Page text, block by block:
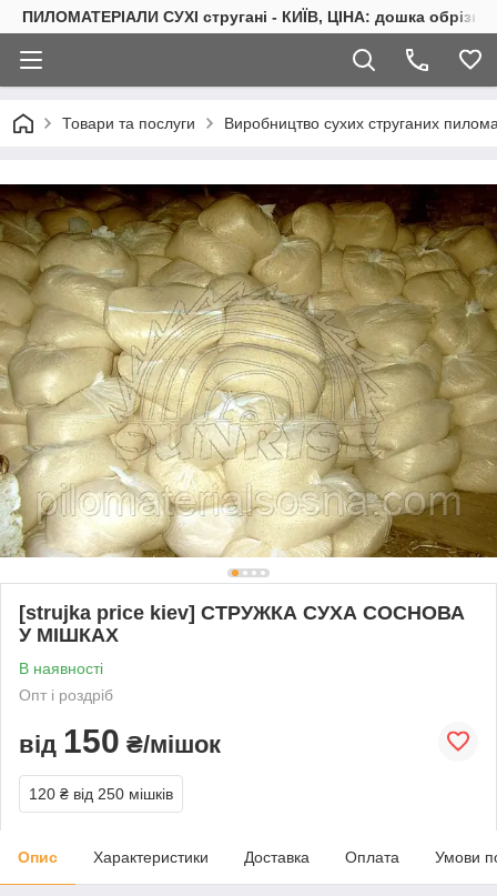
ПИЛОМАТЕРІАЛИ СУХІ стругані - КИЇВ, ЦІНА: дошка обрізна
Товари та послуги Виробництво сухих струганих
[strujka price kiev] СТРУЖКА СУХА СОСНОВА
У МІШКАХ
В наявності
Опт і роздріб
від 150 ₴/мішок
120 ₴ від 250 мішків
Опис Характеристики Доставка Оплата Умови